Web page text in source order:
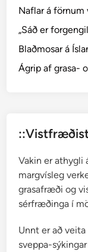
r
ð
a
v
d
n
n
Naflar á förnum
„Sáð er
Blaðmosar á
Ágrip af grasa-
Vakin er athygli
margvísleg
grasafræði og
sérfræðinga í
Unnt er að
sveppa-